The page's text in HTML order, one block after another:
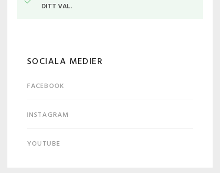
DITT VAL.
SOCIALA MEDIER
FACEBOOK
INSTAGRAM
YOUTUBE